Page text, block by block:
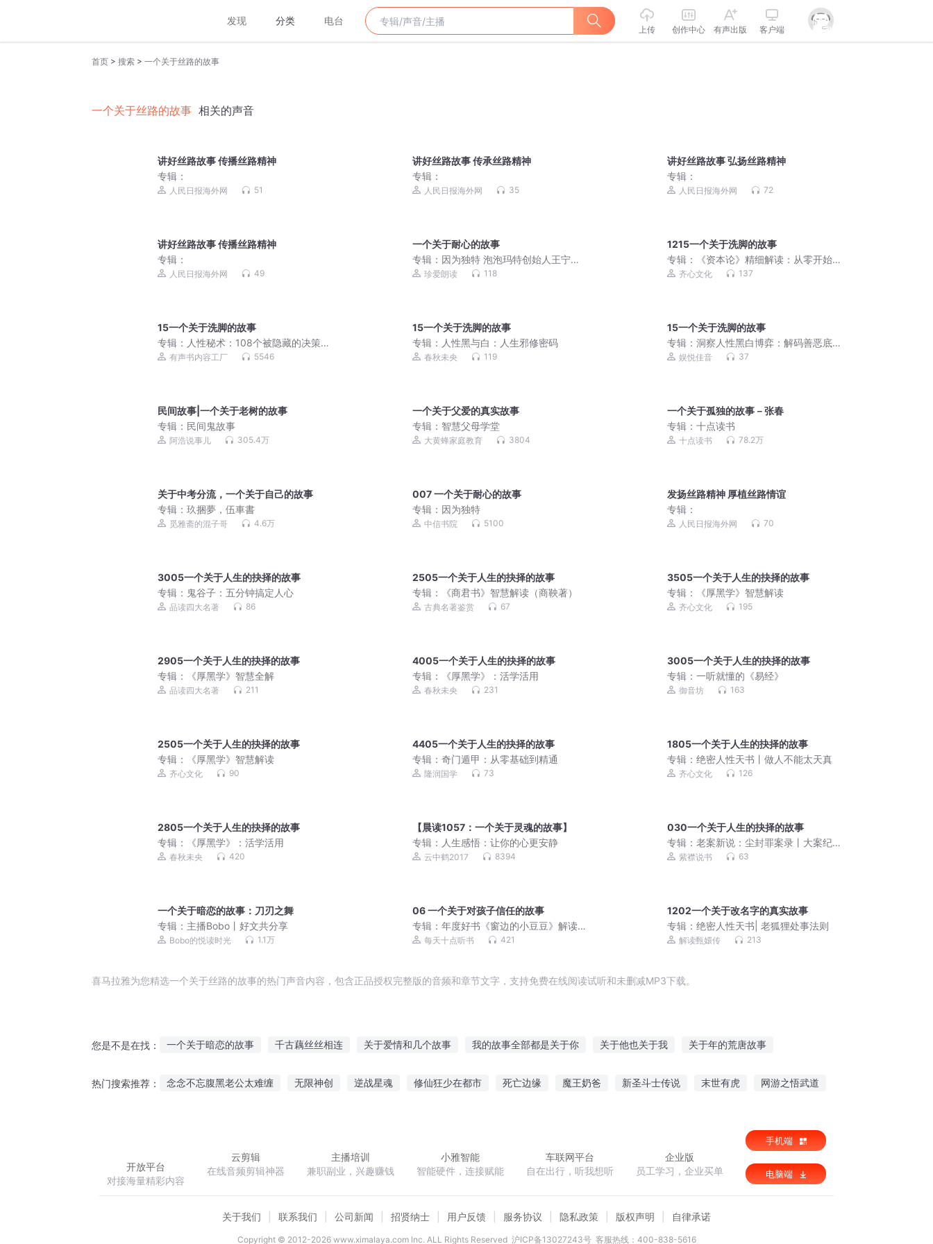
发现 分类 电台
上传 创作中心 有声出版 客户端
首页 > 搜索 > 一个关于丝路的故事
一个关于丝路的故事 相关的声音
讲好丝路故事 传播丝路精神
专辑：
人民日报海外网 51
讲好丝路故事 传承丝路精神
专辑：
人民日报海外网 35
讲好丝路故事 弘扬丝路精神
专辑：
人民日报海外网 72
讲好丝路故事 传播丝路精神
专辑：
人民日报海外网 49
一个关于耐心的故事
专辑： 因为独特 泡泡玛特创始人王宁从
杂货铺到IP世界的跋
珍爱朗读 118
1215一个关于洗脚的故事
专辑：
《资本论》精细解读：从零开始
读懂经济学
齐心文化 137
15一个关于洗脚的故事
专辑： 人性秘术：108个被隐藏的决策开
关 有声书内容工厂 5546
15一个关于洗脚的故事
专辑： 人性黑与白：人生邪修密码
春秋未央 119
15一个关于洗脚的故事
专辑：洞察人性黑白博弈：解码善恶底
色丨人性真相
娱悦佳音 37
民间故事|一个关于老树的故事
专辑： 民间鬼故事
阿浩说事儿 305.4万
一个关于父爱的真实故事
专辑： 智慧父母学堂
大黄蜂家庭教育 3804
一个关于孤独的故事－张春
专辑：十点读书
十点读书 78.2万
关于中考分流，一个关于自己的故事
专辑： 玖捆夢，伍車書
觅雅斋的混子哥 4.6万
007 一个关于耐心的故事
专辑： 因为独特
中信书院 5100
发扬丝路精神 厚植丝路情谊
专辑：
人民日报海外网 70
3005一个关于人生的抉择的故事
专辑： 鬼谷子：五分钟搞定人心
品读四大名著 86
2505一个关于人生的抉择的故事
专辑：
《商君书》智慧解读（商鞅著）
古典名著鉴赏 67
3505一个关于人生的抉择的故事
专辑：
《厚黑学》智慧解读
齐心文化 195
2905一个关于人生的抉择的故事
专辑：
《厚黑学》智慧全解
品读四大名著 211
4005一个关于人生的抉择的故事
专辑：
《厚黑学》：活学活用
春秋未央 231
3005一个关于人生的抉择的故事
专辑：一听就懂的《易经》
御音坊 163
2505一个关于人生的抉择的故事
专辑：
《厚黑学》智慧解读
齐心文化 90
4405一个关于人生的抉择的故事
专辑：奇门遁甲：从零基础到精通
隆润国学 73
1805一个关于人生的抉择的故事
专辑：绝密人性天书丨做人不能太天真
齐心文化 126
2805一个关于人生的抉择的故事
专辑：
《厚黑学》：活学活用
春秋未央 420
【晨读1057：一个关于灵魂的故事】
专辑： 人生感悟：让你的心更安静
云中鹤2017 8394
030一个关于人生的抉择的故事
专辑：老案新说：尘封罪案录丨大案纪
实丨真实案件丨免费
紫襟说书 63
一个关于暗恋的故事：刀刃之舞
专辑： 主播Bobo丨好文共分享
Bobo的悦读时光 1.1万
06 一个关于对孩子信任的故事
专辑：年度好书《窗边的小豆豆》解读 |
黑柳彻子代表作 | 正面管教、养育男
每天十点听书 421
1202一个关于改名字的真实故事
专辑：绝密人性天书| 老狐狸处事法则
解读甄嬛传 213
喜马拉雅为您精选一个关于丝路的故事的热门声音内容，包含正品授权完整版的音频和章节文字，支持免费在线阅读试听和未删减MP3下载。
您是不是在找： 一个关于暗恋的故事 千古藕丝丝相连 关于爱情和几个故事 我的故事全部都是关于你 关于他也关于我 关于年的荒唐故事
热门搜索推荐： 念念不忘腹黑老公太难缠 无限神创 逆战星魂 修仙狂少在都市 死亡边缘 魔王奶爸 新圣斗士传说 末世有虎 网游之悟武道
开放平台
对接海量精彩内容
云剪辑
在线音频剪辑神器
主播培训
兼职副业，兴趣赚钱
小雅智能
智能硬件，连接赋能
车联网平台
自在出行，听我想听
企业版
员工学习，企业买单
手机端
电脑端
关于我们 联系我们 公司新闻 招贤纳士 用户反馈 服务协议 隐私政策 版权声明 自律承诺
Copyright © 2012-2026www.ximalaya.com lnc. ALL Rights Reserved 沪ICP备13027243号 客服热线：400-838-5616